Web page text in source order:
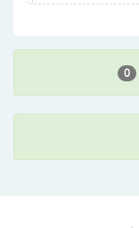
Kız Pansiyonları
0